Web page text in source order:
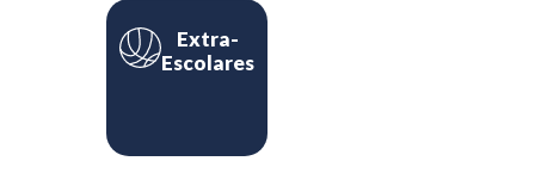
Extra-
Escolares